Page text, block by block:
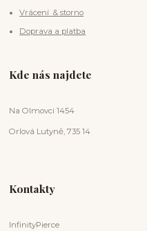
Vrácení & storno
Doprava a platba
Kde nás najdete
Na Olmovci 1454
Orlová Lutyně, 735 14
Kontakty
InfinityPierce